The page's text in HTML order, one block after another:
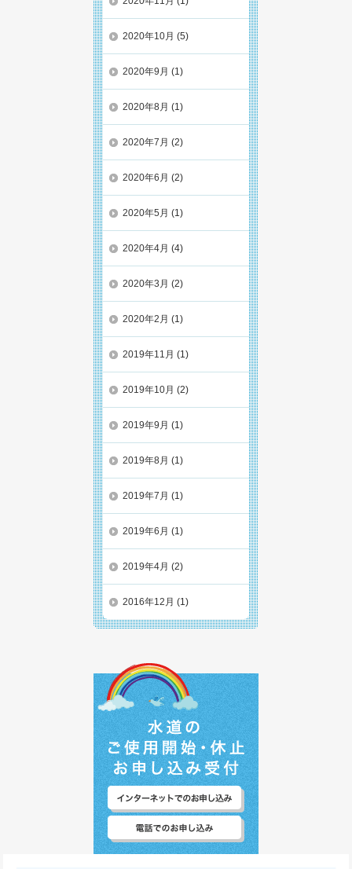
2020年10月 (5)
2020年9月 (1)
2020年8月 (1)
2020年7月 (2)
2020年6月 (2)
2020年5月 (1)
2020年4月 (4)
2020年3月 (2)
2020年2月 (1)
2019年11月 (1)
2019年10月 (2)
2019年9月 (1)
2019年8月 (1)
2019年7月 (1)
2019年6月 (1)
2019年4月 (2)
2016年12月 (1)